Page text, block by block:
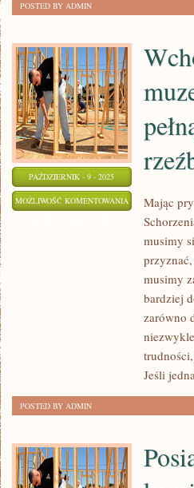
POSTED BY ADMIN
PAŹDZIERNIK - 9 - 2025
MOŻLIWOŚĆ KOMENTOWANIA WCHODZĄC
GALERII
MUZEUM
SPODZIEWAMY
UJRZEĆ
PEŁNĄ
MASĘ
EWENTUALNIE
Mając
musimy
musimy
bardziej
zarówno
Jeśli
POSTED BY ADMIN